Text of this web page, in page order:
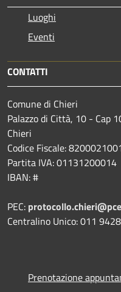
Luoghi
Eventi
CONTATTI
Comune di Chieri
Palazzo di Città, 10 - Cap
Chieri
Codice Fiscale:
Partita IVA: 01131200014
IBAN: #
PEC:
Centralino Unico: 011
Prenotazione